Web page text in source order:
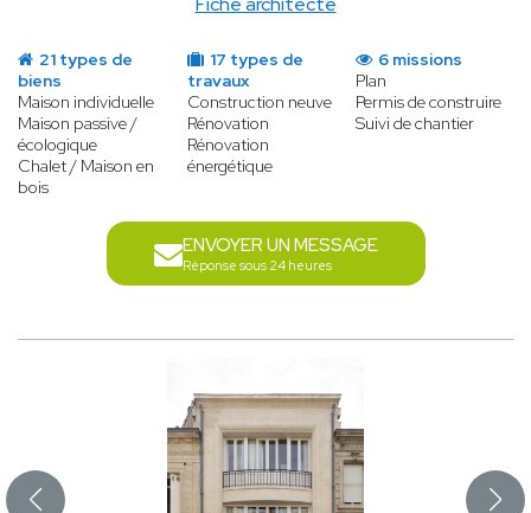
21 types de
biens
Maison individuelle
Maison passive /
écologique
Chalet / Maison en
bois
17 types de
travaux
Construction neuve
Rénovation
Rénovation
énergétique
6 missions
Plan
Permis de construire
Suivi de chantier
ENVOYER UN MESSAGE
Réponse sous 24 heures